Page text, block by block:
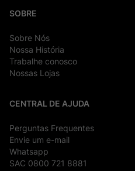
SOBRE
Sobre Nós
Nossa História
Trabalhe conosco
Nossas Lojas
CENTRAL DE AJUDA
Perguntas Frequentes
Envie um e-mail
Whatsapp
SAC 0800 721 8881